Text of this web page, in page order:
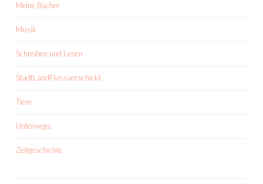
Meine Bücher
Musik
Schreiben und Lesen
StadtLandFlussverschickt
Tiere
Unterwegs
Zeitgeschichte